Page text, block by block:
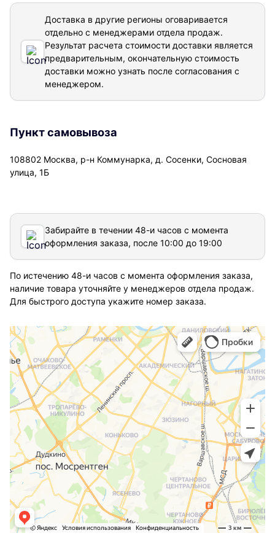
Доставка в другие регионы оговаривается
отдельно с менеджерами отдела продаж.
Результат расчета стоимости доставки является
предварительным, окончательную стоимость
доставки можно узнать после согласования с
менеджером.
Пункт самовывоза
108802 Москва, р-н Коммунарка, д. Сосенки, Сосновая
улица, 1Б
Забирайте в течении 48-и часов с момента
оформления заказа, после 10:00 до 19:00
По истечению 48-и часов с момента оформления заказа,
наличие товара уточняйте у менеджеров отдела продаж.
Для быстрого доступа укажите номер заказа.